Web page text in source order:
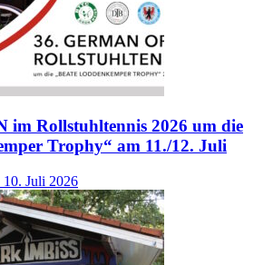
im Rollstuhltennis 2026 um die
Trophy“ am 11./12. Juli
10. Juli 2026